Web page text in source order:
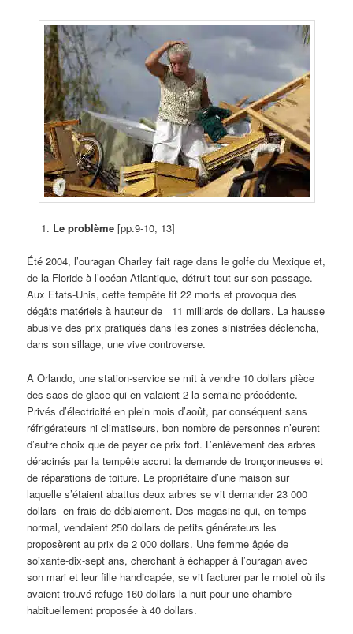
Le problème [pp.9-10, 13]
Été 2004, l’ouragan Charley fait rage dans le golfe du Mexique et,
de la Floride à l’océan Atlantique, détruit tout sur son passage.
Aux Etats-Unis, cette tempête fit 22 morts et provoqua des
dégâts matériels à hauteur de 11 milliards de dollars. La hausse
abusive des prix pratiqués dans les zones sinistrées déclencha,
dans son sillage, une vive controverse.
A Orlando, une station-service se mit à vendre 10 dollars pièce
des sacs de glace qui en valaient 2 la semaine précédente.
Privés d’électricité en plein mois d’août, par conséquent sans
réfrigérateurs ni climatiseurs, bon nombre de personnes n’eurent
d’autre choix que de payer ce prix fort. L’enlèvement des arbres
déracinés par la tempête accrut la demande de tronçonneuses et
de réparations de toiture. Le propriétaire d’une maison sur
laquelle s’étaient abattus deux arbres se vit demander 23 000
dollars en frais de déblaiement. Des magasins qui, en temps
normal, vendaient 250 dollars de petits générateurs les
proposèrent au prix de 2 000 dollars. Une femme âgée de
soixante-dix-sept ans, cherchant à échapper à l’ouragan avec
son mari et leur fille handicapée, se vit facturer par le motel où ils
avaient trouvé refuge 160 dollars la nuit pour une chambre
habituellement proposée à 40 dollars.